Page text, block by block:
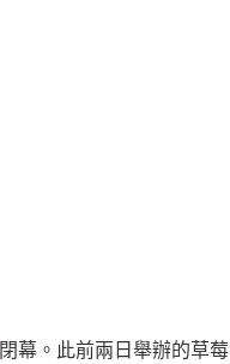
閉幕。此前兩日舉辦的草